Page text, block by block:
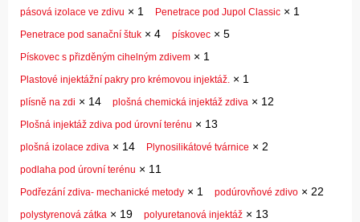
pásová izolace ve zdivu × 1 Penetrace pod Jupol Classic × 1
Penetrace pod sanační štuk × 4 pískovec × 5
Pískovec s přizděným cihelným zdivem × 1
Plastové injektážní pakry pro krémovou injektáž. × 1
plísně na zdi × 14 plošná chemická injektáž zdiva × 12
Plošná injektáž zdiva pod úrovní terénu × 13
plošná izolace zdiva × 14 Plynosilikátové tvárnice × 2
podlaha pod úrovní terénu × 11
Podřezání zdiva- mechanické metody × 1 podúrovňové zdivo × 22
polystyrenová zátka × 19 polyuretanová injektáž × 13